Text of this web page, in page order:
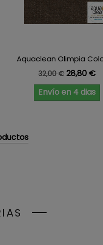
Precio base
Precio
28,80 €
Envío en 4 dias